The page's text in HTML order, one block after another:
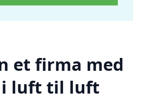
et firma med
i luft til luft